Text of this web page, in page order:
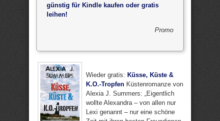
günstig für Kindle kaufen oder gratis
leihen!
Promo
Wieder gratis: Küsse, Küste &
K.O.-Tropfen Küstenromanze von
Alexia J. Summers: „Eigentlich
wollte Alexandra – von allen nur
Lexi genannt – nur eine schöne